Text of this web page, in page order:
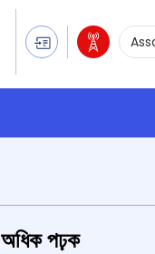
অধিক পঢ়ক